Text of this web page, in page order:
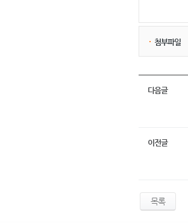
첨부파일
다음글
이전글
목록